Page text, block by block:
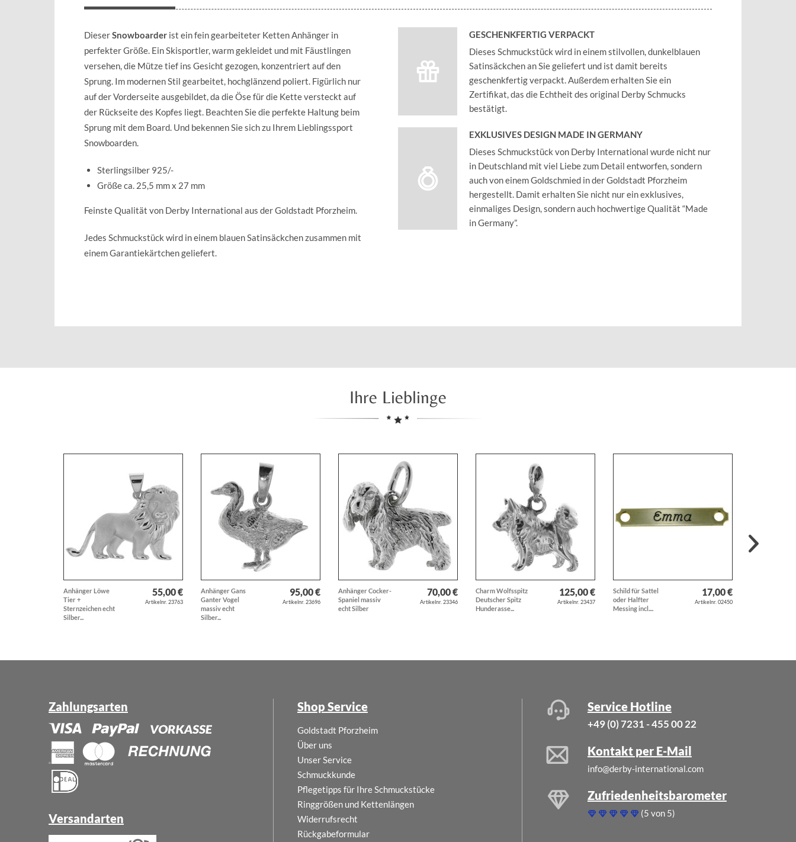
DieserSnowboarder ist ein fein gearbeiteter Ketten Anhänger in
perfekter Größe. Ein Skisportler, warm gekleidet und mit Fäustlingen
versehen, die Mütze tief ins Gesicht gezogen, konzentriert auf den
Sprung. Im modernen Stil gearbeitet, hochglänzend poliert. Figürlich nur
auf der Vorderseite ausgebildet, da die Öse für die Kette versteckt auf
der Rückseite des Kopfes liegt. Beachten Sie die perfekte Haltung beim
Sprung mit dem Board. Und bekennen Sie sich zu Ihrem Lieblingssport
Snowboarden.
Sterlingsilber 925/-
Größe ca. 25,5 mm x 27 mm
Feinste Qualität von Derby International aus der Goldstadt Pforzheim.
Jedes Schmuckstück wird in einem blauen Satinsäckchen zusammen mit
einem Garantiekärtchen geliefert.
GESCHENKFERTIG VERPACKT
Dieses Schmuckstück wird in einem stilvollen, dunkelblauen
Satinsäckchen an Sie geliefert und ist damit bereits
geschenkfertig verpackt. Außerdem erhalten Sie ein
Zertifikat, das die Echtheit des original Derby Schmucks
bestätigt.
EXKLUSIVES DESIGN MADE IN GERMANY
Dieses Schmuckstück von Derby International wurde nicht nur
in Deutschland mit viel Liebe zum Detail entworfen, sondern
auch von einem Goldschmied in der Goldstadt Pforzheim
hergestellt. Damit erhalten Sie nicht nur ein exklusives,
einmaliges Design, sondern auch hochwertige Qualität “Made
in Germany”.
Ihre Lieblinge
Anhänger Löwe
Tier +
Sternzeichen echt
Silber...
55,00 €
Artikelnr. 23763
Anhänger Gans
Ganter Vogel
massiv echt
Silber...
95,00 €
Artikelnr. 23696
Anhänger Cocker-
Spaniel massiv
echt Silber
70,00 €
Artikelnr. 23346
Charm Wolfsspitz
Deutscher Spitz
Hunderasse...
125,00 €
Artikelnr. 23437
Schild für Sattel
oder Halfter
Messing incl....
17,00 €
Artikelnr. 02450
Zahlungsarten
Versandarten
Shop Service
Goldstadt Pforzheim
Über uns
Unser Service
Schmuckkunde
Pflegetipps für Ihre Schmuckstücke
Ringgrößen und Kettenlängen
Widerrufsrecht
Rückgabeformular
Service Hotline
+49 (0) 7231 - 455 00 22
Kontakt per E-Mail
info@derby-international.com
Zufriedenheitsbarometer
(5 von 5)